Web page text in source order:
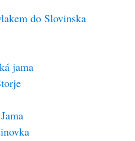
do Slovinska
jama